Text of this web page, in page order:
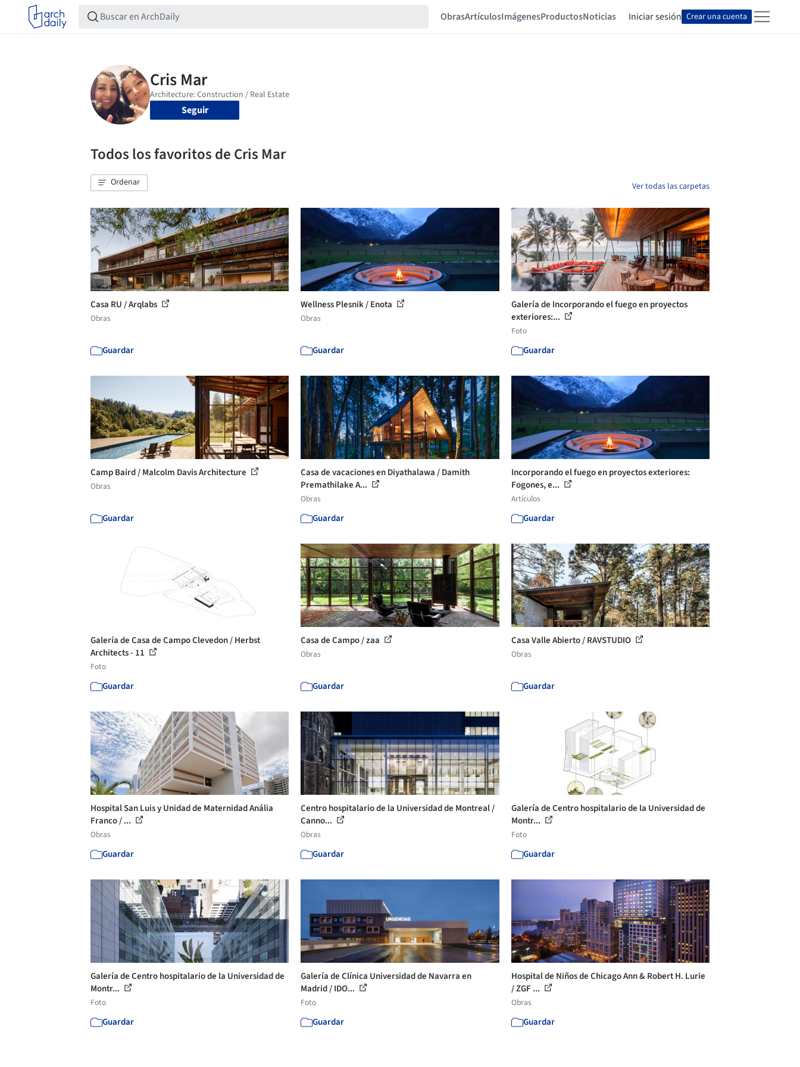
ObrasArtículosImágenesProductosNoticias Iniciar sesión Crear una cuenta
Seguir
Todos los favoritos de Cris Mar
Ordenar Ver todas las carpetas
Casa RU / Arqlabs
Obras
Guardar
Wellness Plesnik / Enota
Obras
Guardar
Galería de Incorporando el fuego en proyectos
exteriores:...
Foto
Guardar
Camp Baird / Malcolm Davis Architecture
Obras
Guardar
Casa de vacaciones en Diyathalawa / Damith
Premathilake A...
Obras
Guardar
Incorporando el fuego en proyectos exteriores:
Fogones, e...
Artículos
Guardar
Galería de Casa de Campo Clevedon / Herbst
Architects - 11
Foto
Guardar
Casa de Campo / zaa
Obras
Guardar
Casa Valle Abierto / RAVSTUDIO
Obras
Guardar
Hospital San Luis y Unidad de Maternidad Anália
Franco / ...
Obras
Guardar
Centro hospitalario de la Universidad de Montreal /
Canno...
Obras
Guardar
Galería de Centro hospitalario de la Universidad de
Montr...
Foto
Guardar
Galería de Centro hospitalario de la Universidad de
Montr...
Foto
Guardar
Galería de Clínica Universidad de Navarra en
Madrid / IDO...
Foto
Guardar
Hospital de Niños de Chicago Ann & Robert H. Lurie
/ ZGF ...
Obras
Guardar